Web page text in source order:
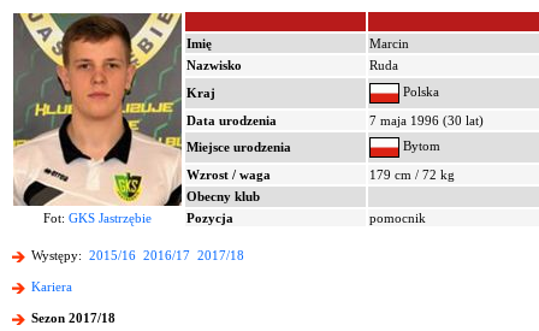
Imię
Marcin
Nazwisko
Ruda
Kraj
Polska
Data urodzenia
7 maja 1996 (30 lat)
Miejsce urodzenia
Bytom
Wzrost / waga
179 cm / 72 kg
Obecny klub
Fot: GKS Jastrzębie Pozycja pomocnik
Występy: 2015/16 2016/17 2017/18
Kariera
Sezon 2017/18